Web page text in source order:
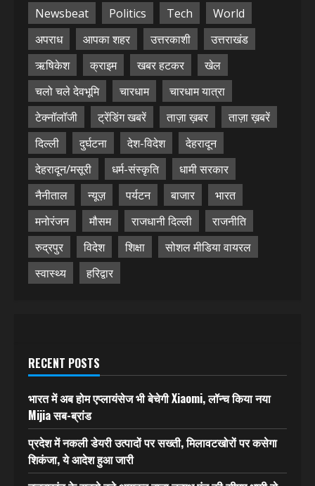
Newsbeat
Politics Tech
World
अपराध
आपका शहर उत्तरकाशी
उत्तराखंड
ऋषिकेश
क्राइम खबर हटकर
खेल
चलो चले देवभूमि
चारधाम
चारधाम यात्रा
टेक्नॉलॉजी
ट्रेंडिंग खबरें ताज़ा ख़बर
ताज़ा ख़बरें
दिल्ली
दुर्घटना देश-विदेश
देहरादून
देहरादून/मसूरी
धर्म-संस्कृति
धामी सरकार
नैनीताल
न्यूज़ पर्यटन बाजार
भारत
मनोरंजन
मौसम राजधानी दिल्ली
राजनीति
रुद्रपुर
विदेश शिक्षा
सोशल मीडिया वायरल
स्वास्थ्य
हरिद्वार
RECENT POSTS
भारत में अब होम एप्लायंसेज भी बेचेगी Xiaomi, लॉन्च किया नया
Mijia सब-ब्रांड
प्रदेश में नकली डेयरी उत्पादों पर सख्ती, मिलावटखोरों पर कसेगा
शिकंजा, ये आदेश हुआ जारी